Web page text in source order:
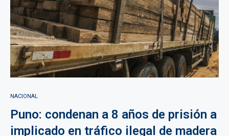
NACIONAL
Puno: condenan a 8 años de prisión a
implicado en tráfico ilegal de madera